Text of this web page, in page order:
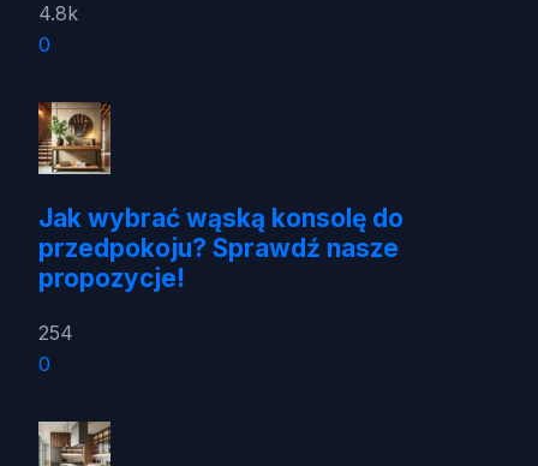
4.8k
0
Jak wybrać wąską konsolę do
przedpokoju? Sprawdź nasze
propozycje!
254
0